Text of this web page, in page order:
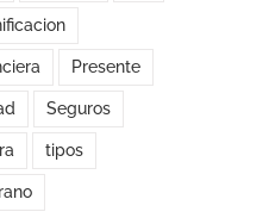
Presente
Seguros
tipos